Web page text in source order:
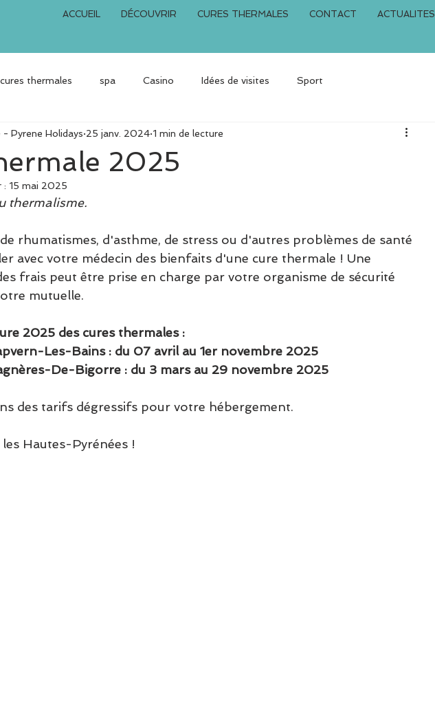
ACCUEIL DÉCOUVRIR CURES THERMALES CONTACT ACTUALITES
cures thermales spa Casino Idées de visites Sport
nos locations Vacances Hiver
2025
- Pyrene Holidays 25 janv. 2024 1 min de lecture
: 15 mai 2025
thermalisme.
rhumatismes, d'asthme, de stress ou d'autres problèmes de santé
avec votre médecin des bienfaits d'une cure thermale ! Une
frais peut être prise en charge par votre organisme de sécurité
mutuelle.
2025 des cures thermales :
Les-Bains : du 07 avril au 1er novembre 2025
De-Bigorre : du 3 mars au 29 novembre 2025
des tarifs dégressifs pour votre hébergement.
Hautes-Pyrénées !